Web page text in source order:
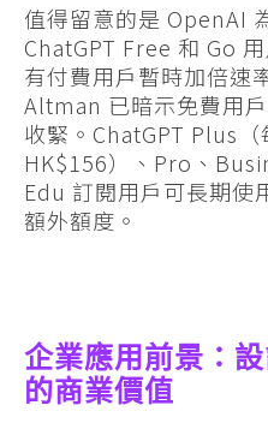
值得留意的是 OpenAI
ChatGPT Free 和 Go
有付費用戶暫時加倍速
Altman 已暗示免費用
收緊。ChatGPT Plus
HK$156）、Pro、
Edu 訂閱用戶可長期使
額外額度。
企業應用前景：
的商業價值